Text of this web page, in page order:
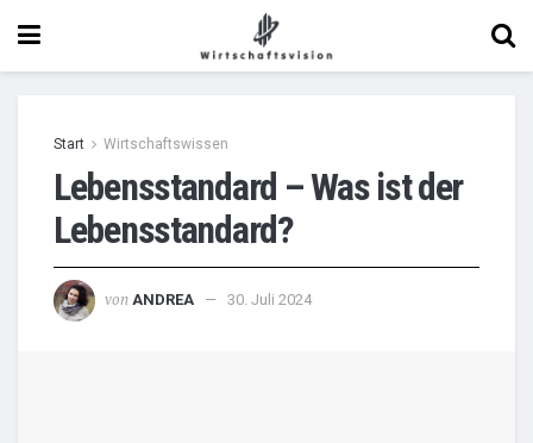
Start Wirtschaftswissen
Lebensstandard – Was ist der
Lebensstandard?
von ANDREA 30. Juli 2024